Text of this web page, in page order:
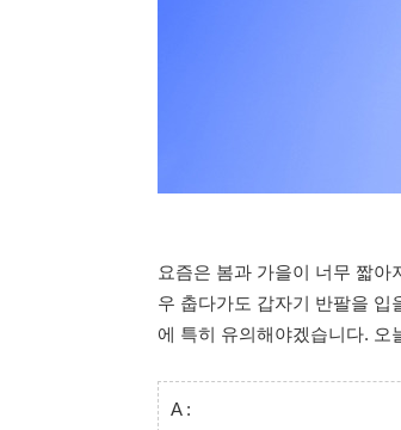
요즘은 봄과 가을이 너무 짧아
우 춥다가도 갑자기 반팔을 입
에 특히 유의해야겠습니다. 오
A :